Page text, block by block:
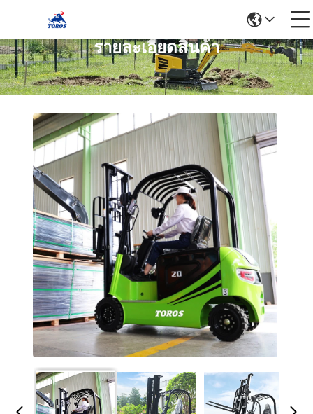
รายละเอียดสินค้า